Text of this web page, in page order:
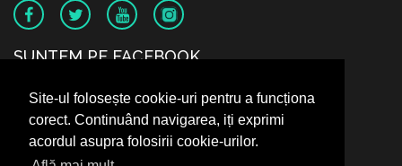
Site-ul folosește cookie-uri pentru a funcționa
corect. Continuând navigarea, iți exprimi
acordul asupra folosirii cookie-urilor.
SUNTEM PE FACEBOOK